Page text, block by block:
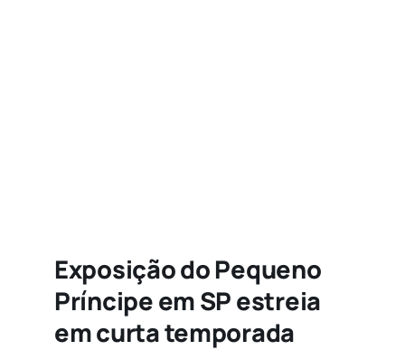
Exposição do Pequeno
Príncipe em SP estreia
em curta temporada